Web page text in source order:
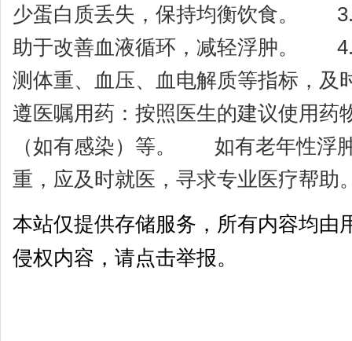
少蛋白质丢失，保持均衡饮食。 3.
助于改善血液循环，减轻浮肿。 4.
测体重、血压、血电解质等指标，
遵医嘱用药：按照医生的建议使用药
（如有感染）等。 如有老年性浮
重，应及时就医，寻求专业医疗帮助
本站仅提供存储服务，所有内容均由
侵权内容，请点击举报。